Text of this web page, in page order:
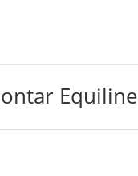
Equiline